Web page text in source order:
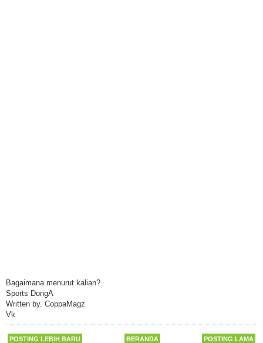
Bagaimana menurut kalian?
Sports DongA
Written by. CoppaMagz
Vk
POSTING LEBIH BARU POSTING LAMA
BERANDA